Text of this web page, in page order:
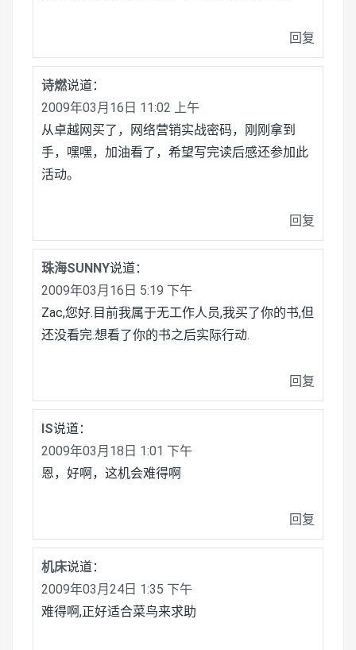
回复
诗燃说道：
2009年03月16日 11:02 上午
从卓越网买了，网络营销实战密码，刚刚拿到
手，嘿嘿，加油看了，希望写完读后感还参加此
活动。
回复
珠海SUNNY说道：
2009年03月16日 5:19 下午
Zac,您好.目前我属于无工作人员,我买了你的书,但
还没看完.想看了你的书之后实际行动.
回复
IS说道：
2009年03月18日 1:01 下午
恩，好啊，这机会难得啊
回复
机床说道：
2009年03月24日 1:35 下午
难得啊,正好适合菜鸟来求助